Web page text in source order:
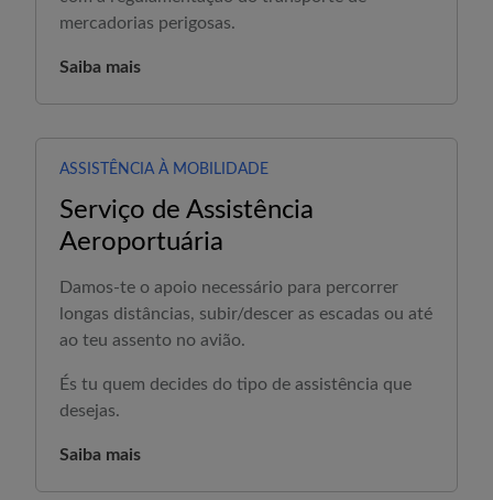
mercadorias perigosas.
Saiba mais
ASSISTÊNCIA À MOBILIDADE
Serviço de Assistência
Aeroportuária
Damos-te o apoio necessário para percorrer
longas distâncias, subir/descer as escadas ou até
ao teu assento no avião.
És tu quem decides do tipo de assistência que
desejas.
Saiba mais